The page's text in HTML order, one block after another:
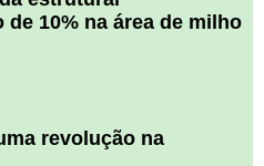
10% na área de milho
revolução na